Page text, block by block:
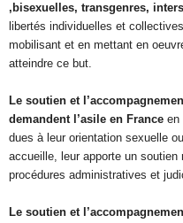
,bisexuelles, transgenres,
libertés individuelles et
mobilisant et en mettant en
atteindre ce but.
Le soutien et
demandent l’asile en France en
dues à leur orientation sexuelle
accueille, leur apporte un
procédures administratives et
Le soutien et